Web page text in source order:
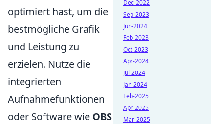
optimiert hast, um die
bestmögliche Grafik
und Leistung zu
erzielen. Nutze die
integrierten
Aufnahmefunktionen
oder Software wie OBS
Dec-2022
Sep-2023
Jun-2024
Feb-2023
Oct-2023
Apr-2024
Jul-2024
Jan-2024
Feb-2025
Apr-2025
Mar-2025